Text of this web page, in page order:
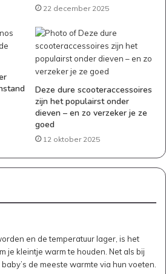
22 december 2025
Deze dure scooteraccessoires
zijn het populairst onder
dieven – en zo verzeker je ze
goed
12 oktober 2025
en de temperatuur lager, is het
je kleintje warm te houden. Net als bij
de meeste warmte via hun voeten.